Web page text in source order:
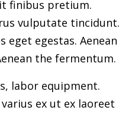
finibus pretium.
vulputate tincidunt.
eget egestas. Aenean
the fermentum.
labor equipment.
varius ex ut ex laoreet